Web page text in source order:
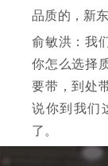
品质的，新
俞敏洪：我
你怎么选择
要带，到处
说你到我们
了。